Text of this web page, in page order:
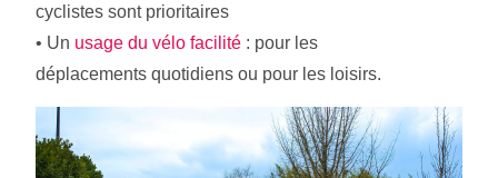
cyclistes sont prioritaires
• Un usage du vélo facilité: pour les
déplacements quotidiens ou pour les loisirs.